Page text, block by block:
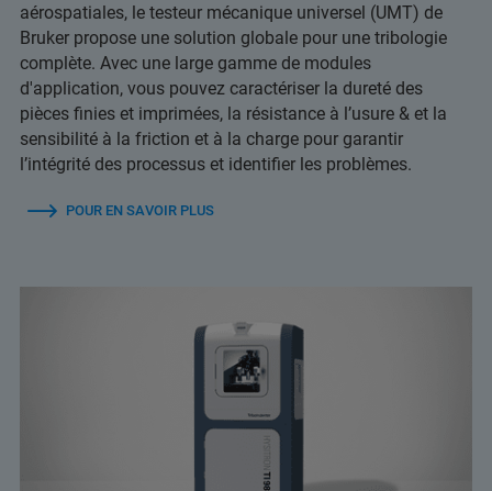
aérospatiales, le testeur mécanique universel (UMT) de
Bruker propose une solution globale pour une tribologie
complète. Avec une large gamme de modules
d'application, vous pouvez caractériser la dureté des
pièces finies et imprimées, la résistance à l’usure & et la
sensibilité à la friction et à la charge pour garantir
l’intégrité des processus et identifier les problèmes.
POUR EN SAVOIR PLUS